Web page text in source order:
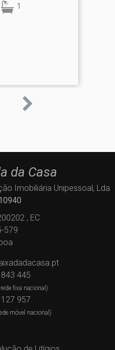
da Casa
Imobiliária Unipessoal, Lda
, EC
579
445
fixa nacional)
957
móvel nacional)